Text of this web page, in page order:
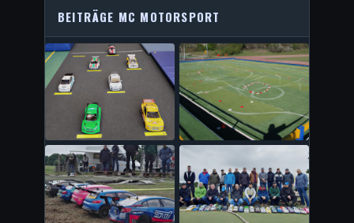
BEITRÄGE MC MOTORSPORT